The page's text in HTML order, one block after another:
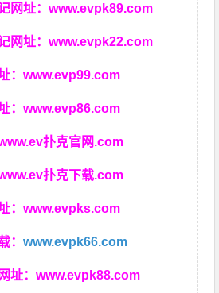
网址：www.evpk89.com
网址：www.evpk22.com
：www.evp99.com
：www.evp86.com
扑克官网.com
扑克下载.com
：www.evpks.com
：www.evpk66.com
址：www.evpk88.com